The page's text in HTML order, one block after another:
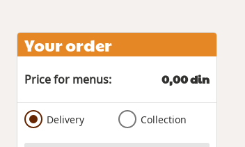
Your order
Price for menus: 0,00 din
Delivery Collection